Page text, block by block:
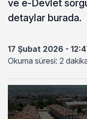
ve e-Devlet
detaylar burada.
17 Şubat 2026 -
Okuma süresi: 2